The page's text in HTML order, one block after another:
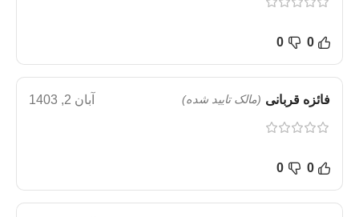
0
0
فائزه قربانی (مالک تایید شده) آبان 2, 1403
0
0